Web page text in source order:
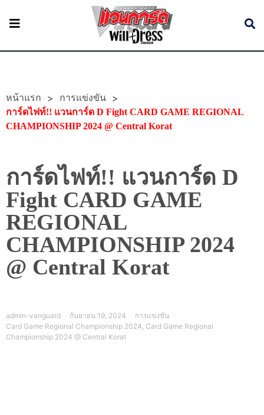
หน้าแรก > การแข่งขัน >
การ์ดไฟท์!! แวนการ์ด D Fight CARD GAME REGIONAL
CHAMPIONSHIP 2024 @ Central Korat
การ์ดไฟท์!! แวนการ์ด D
Fight CARD GAME
REGIONAL
CHAMPIONSHIP 2024
@ Central Korat
admin-vanguard กันยายน 19, 2024
การแข่งขัน
Card Game Regional Championship 2024, Card Game Regional
Championship 2024 @ Central Korat